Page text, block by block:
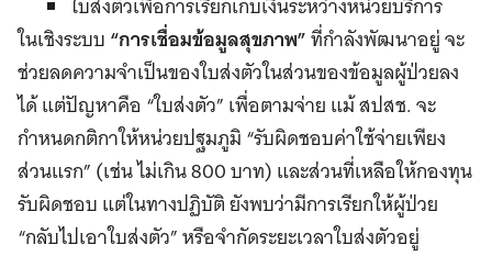
ในเชิงระบบ“การเชื่อมข้อมูลสุขภาพ”ที่กำลังพัฒนาอยู่ จะ
ช่วยลดความจำเป็นของใบส่งตัวในส่วนของข้อมูลผู้ป่วยลง
ได้ แต่ปัญหาคือ “ใบส่งตัว” เพื่อตามจ่าย แม้ สปสช. จะ
กำหนดกติกาให้หน่วยปฐมภูมิ “รับผิดชอบค่าใช้จ่ายเพียง
ส่วนแรก” (เช่น ไม่เกิน 800 บาท) และส่วนที่เหลือให้กองทุน
รับผิดชอบ แต่ในทางปฏิบัติ ยังพบว่ามีการเรียกให้ผู้ป่วย
“กลับไปเอาใบส่งตัว” หรือจำกัดระยะเวลาใบส่งตัวอยู่